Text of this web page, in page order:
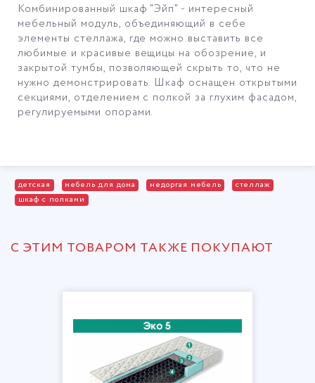
Комбинированный шкаф "Эйп" - интересный
мебельный модуль, объединяющий в себе
элементы стеллажа, где можно выставить все
любимые и красивые вещицы на обозрение, и
закрытой тумбы, позволяющей скрыть то, что не
нужно демонстрировать. Шкаф оснащен открытыми
секциями, отделением с полкой за глухим фасадом,
регулируемыми опорами.
детская мебель для дома недоргая мебель
стеллаж
шкаф с полками
С ЭТИМ ТОВАРОМ ТАКЖЕ ПОКУПАЮТ